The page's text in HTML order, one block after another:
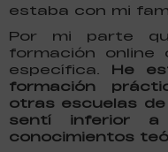
estaba con mi
Por mi parte
formación
específica. He
formación
otras escuelas
sentí inferior
conocimientos